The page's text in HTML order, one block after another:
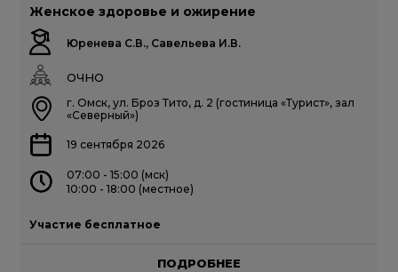
Женское здоровье и ожирение
Юренева С.В., Савельева И.В.
ОЧНО
г. Омск, ул. Броз Тито, д. 2 (гостиница «Турист», зал
«Северный»)
19 сентября 2026
07:00 - 15:00 (мск)
10:00 - 18:00 (местное)
Участие бесплатное
ПОДРОБНЕЕ